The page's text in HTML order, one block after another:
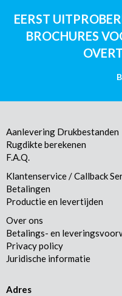
EERST
BROCHURES
Aanlevering Drukbestanden
Rugdikte berekenen
F.A.Q.
Klantenservice / Callback
Betalingen
Productie en levertijden
Over ons
Betalings- en
Privacy policy
Juridische informatie
Adres